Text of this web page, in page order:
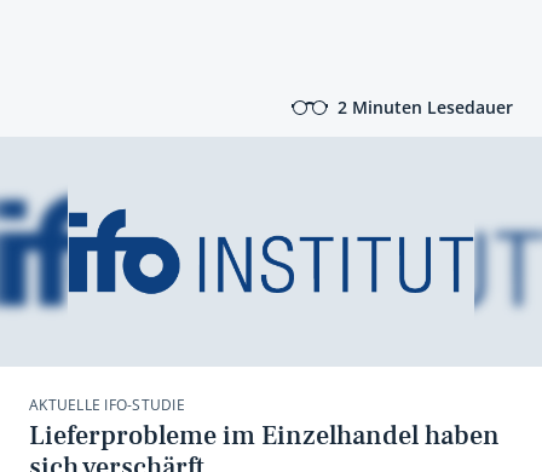
2 Minuten Lesedauer
AKTUELLE IFO-STUDIE
Lieferprobleme im Einzelhandel haben